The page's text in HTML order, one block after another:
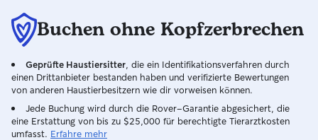
Buchen ohne Kopfzerbrechen
Geprüfte Haustiersitter , die ein Identifikationsverfahren durch
einen Drittanbieter bestanden haben und verifizierte Bewertungen
von anderen Haustierbesitzern wie dir vorweisen können.
Jede Buchung wird durch die Rover-Garantie abgesichert, die
eine Erstattung von bis zu $25,000 für berechtigte Tierarztkosten
umfasst. Erfahre mehr